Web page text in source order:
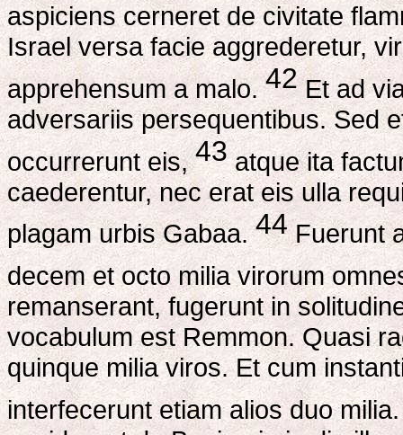
aspiciens cerneret de civitate
Israel versa facie aggrederetur,
apprehensum a malo.42Et ad
adversariis persequentibus. Sed
occurrerunt eis,43atque ita
caederentur, nec erat eis ulla
plagam urbis Gabaa.44Fuerunt
decem et octo milia virorum
remanserant, fugerunt in
vocabulum est Remmon. Quasi
quinque milia viros. Et cum
interfecerunt etiam alios duo